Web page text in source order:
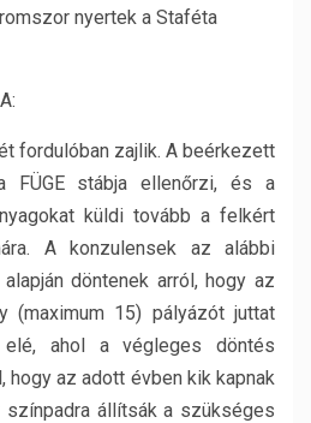
nyertek a Staféta
fordulóban zajlik. A beérkezett
FÜGE stábja ellenőrzi, és a
küldi tovább a felkért
A konzulensek az alábbi
döntenek arról, hogy az
(maximum 15) pályázót juttat
ahol a végleges döntés
az adott évben kik kapnak
színpadra állítsák a szükséges